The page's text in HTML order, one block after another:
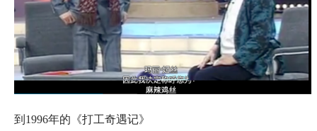
到1996年的《打工奇遇记》